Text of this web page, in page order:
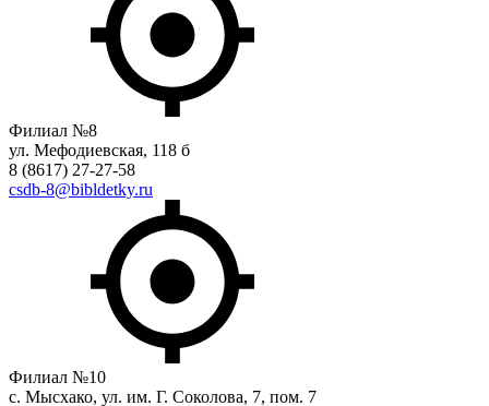
Филиал №8
ул. Мефодиевская, 118 б
8 (8617) 27-27-58
csdb-8@bibldetky.ru
Филиал №10
с. Мысхако, ул. им. Г. Соколова, 7, пом. 7